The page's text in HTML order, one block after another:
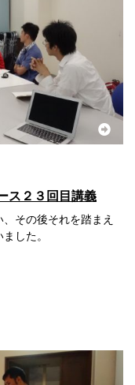
ス２３回目講義
その後それを踏まえ
した。